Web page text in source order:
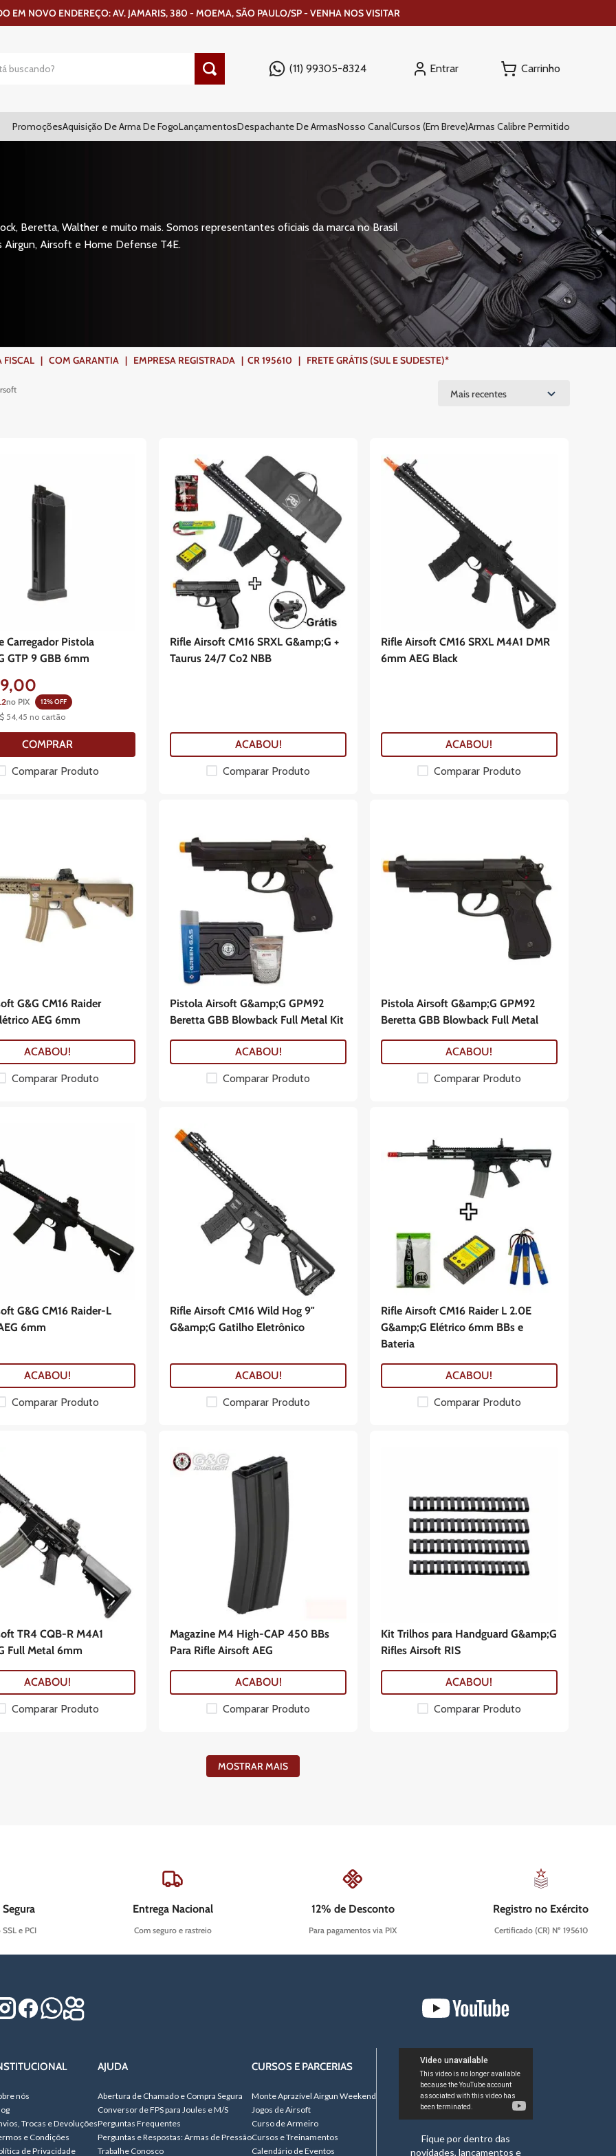
EM NOVO ENDEREÇO: AV. JAMARIS, 380 - MOEMA, SÃO PAULO/SP - VENHA NOS VISITAR
(11) 99305-8324 Entrar
PromoçõesAquisição De Arma De FogoLançamentosDespachante De ArmasNosso CanalCursos (Em Breve)Armas Calibre Permitido
Beretta, Walther e muito mais. Somos representantes oficiais da marca no Brasil
Airsoft e Home Defense T4E.
| COM GARANTIA | EMPRESA REGISTRADA | CR 195610 | FRETE GRÁTIS (SUL E SUDESTE)*
Mais recentes
Carregador Pistola
GTP 9 GBB 6mm
,00
no PIX 12% OFF
54 45 no cartão
COMPRAR
Comparar Produto
Rifle Airsoft CM16 SRXL G&amp;G +
Taurus 24/7 Co2 NBB
ACABOU!
Comparar Produto
Rifle Airsoft CM16 SRXL M4A1 DMR
6mm AEG Black
ACABOU!
Comparar Produto
G&G CM16 Raider
AEG 6mm
ACABOU!
Comparar Produto
Pistola Airsoft G&amp;G GPM92
Beretta GBB Blowback Full Metal Kit
ACABOU!
Comparar Produto
Pistola Airsoft G&amp;G GPM92
Beretta GBB Blowback Full Metal
ACABOU!
Comparar Produto
G&G CM16 Raider-L
6mm
ACABOU!
Comparar Produto
Rifle Airsoft CM16 Wild Hog 9"
G&amp;G Gatilho Eletrônico
ACABOU!
Comparar Produto
Rifle Airsoft CM16 Raider L 2.0E
G&amp;G Elétrico 6mm BBs e
Bateria
ACABOU!
Comparar Produto
TR4 CQB-R M4A1
Full Metal 6mm
ACABOU!
Comparar Produto
Magazine M4 High-CAP 450 BBs
Para Rifle Airsoft AEG
ACABOU!
Comparar Produto
Kit Trilhos para Handguard G&amp;G
Rifles Airsoft RIS
ACABOU!
Comparar Produto
MOSTRAR MAIS
e PCI
Entrega Nacional
Com seguro e rastreio
12% de Desconto
Para pagamentos via PIX
Registro no Exército
Certificado (CR) Nº 195610
nós
Trocas e Devoluções
e Condições
de Privacidade
AJUDA
Abertura de Chamado e Compra Segura
Conversor de FPS para Joules e M/S
Perguntas Frequentes
Perguntas e Respostas: Armas de Pressão
Trabalhe Conosco
CURSOS E PARCERIAS
Monte Aprazível Airgun Weekend
Jogos de Airsoft
Curso de Armeiro
Cursos e Treinamentos
Calendário de Eventos
Fique por dentro das
novidades, lançamentos e